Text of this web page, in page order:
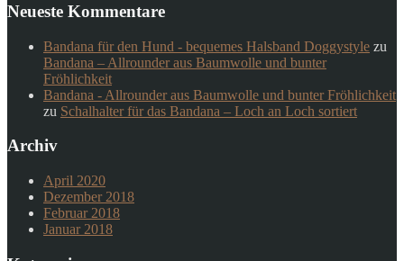
Neueste Kommentare
Bandana für den Hund - bequemes Halsband Doggystyle zu
Bandana – Allrounder aus Baumwolle und bunter
Fröhlichkeit
Bandana - Allrounder aus Baumwolle und bunter Fröhlichkeit
zu Schalhalter für das Bandana – Loch an Loch sortiert
Archiv
April 2020
Dezember 2018
Februar 2018
Januar 2018